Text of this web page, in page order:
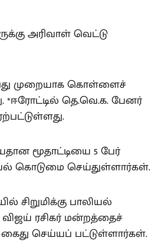
அரிவாள் வெட்டு
முறையாக கொள்ளைச்
*ஈரோட்டில் தெ.வெ.க. பேனர்
மூதாட்டியை 5 பேர்
கொடுமை செய்துள்ளார்கள்.
பாலியல்
ரசிகர் மன்றத்தைச்
செய்யப் பட்டுள்ளார்கள்.